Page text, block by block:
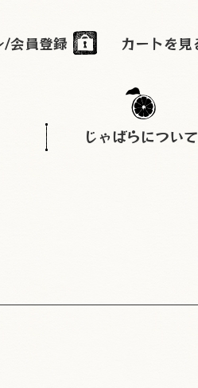
/会員登録 カートを見
じゃばらについて